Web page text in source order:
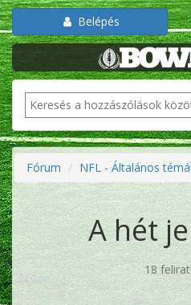
Belépés
Fórum NFL - Általános
A hét
18